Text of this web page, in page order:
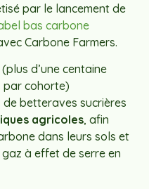
par le lancement de
bas carbone
Carbone Farmers.
d’une centaine
par cohorte)
betteraves sucrières
agricoles, afin
dans leurs sols et
à effet de serre en